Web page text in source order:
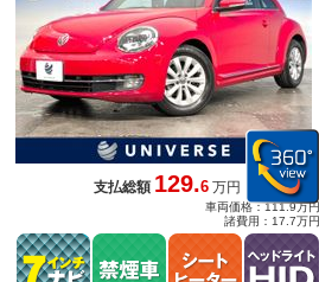
支払総額129.6 万円
車両価格：111.9万円
諸費用：17.7万円